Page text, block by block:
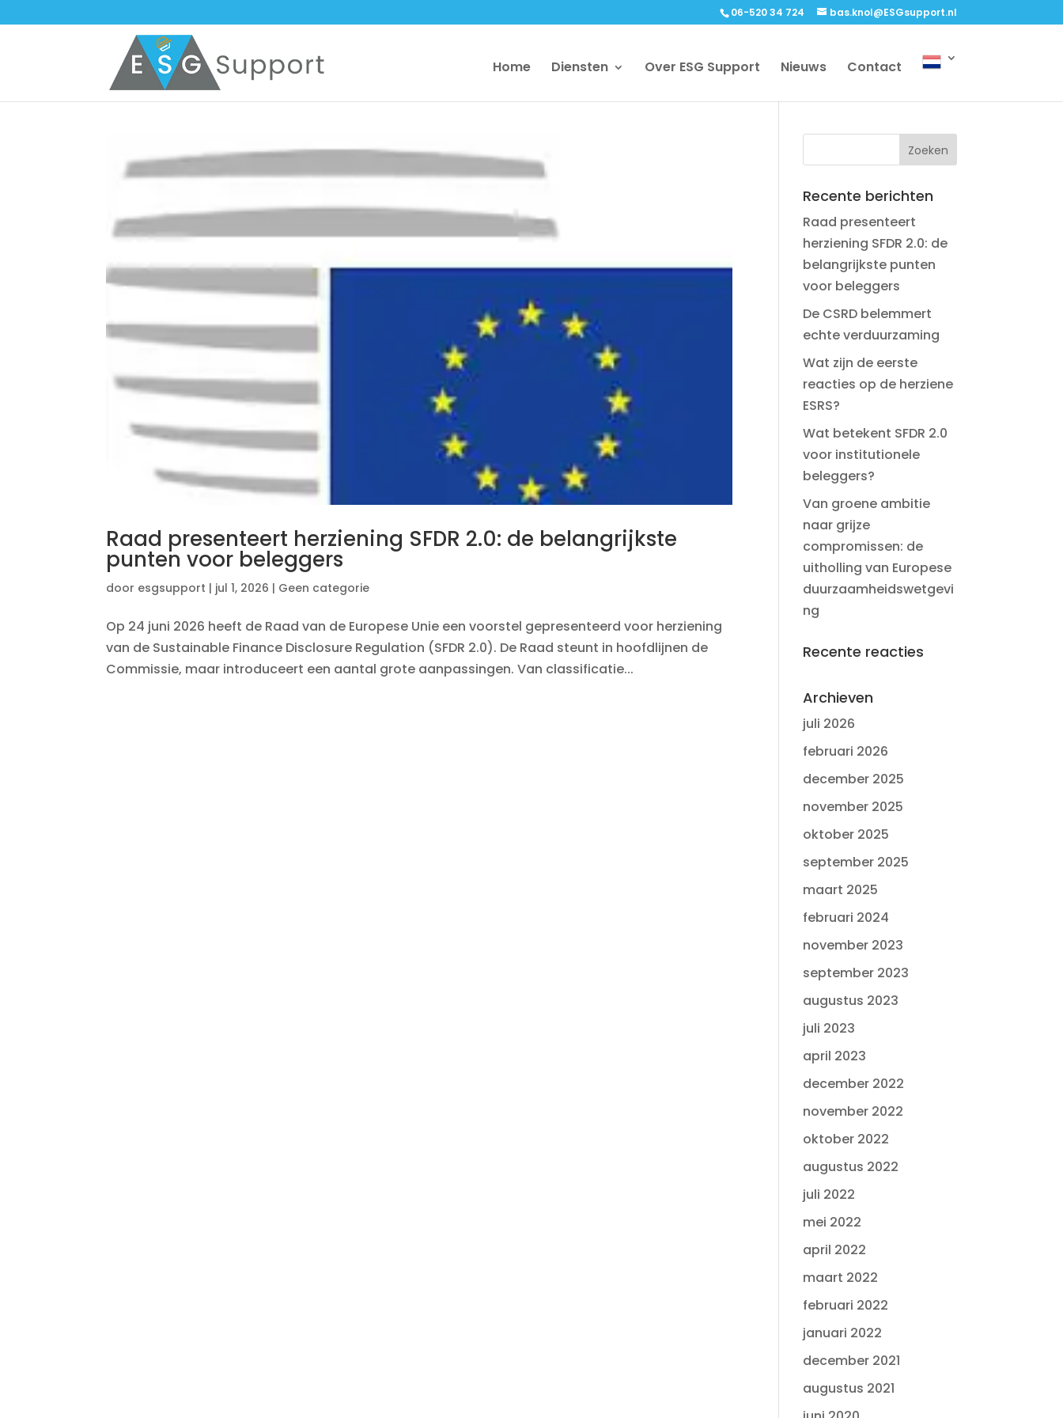
06-520 34 724 bas.knol@ESGsupport.nl
Home Diensten Over ESG Support Nieuws Contact
Raad presenteert herziening SFDR 2.0: de belangrijkste
punten voor beleggers
door esgsupport | jul 1, 2026 | Geen categorie
Op 24 juni 2026 heeft de Raad van de Europese Unie een voorstel gepresenteerd voor herziening
van de Sustainable Finance Disclosure Regulation (SFDR 2.0). De Raad steunt in hoofdlijnen de
Commissie, maar introduceert een aantal grote aanpassingen. Van classificatie...
Recente berichten
Raad presenteert
herziening SFDR 2.0: de
belangrijkste punten
voor beleggers
De CSRD belemmert
echte verduurzaming
Wat zijn de eerste
reacties op de herziene
ESRS?
Wat betekent SFDR 2.0
voor institutionele
beleggers?
Van groene ambitie
naar grijze
compromissen: de
uitholling van Europese
duurzaamheidswetgevi
ng
Recente reacties
Archieven
juli 2026
februari 2026
december 2025
november 2025
oktober 2025
september 2025
maart 2025
februari 2024
november 2023
september 2023
augustus 2023
juli 2023
april 2023
december 2022
november 2022
oktober 2022
augustus 2022
juli 2022
mei 2022
april 2022
maart 2022
februari 2022
januari 2022
december 2021
augustus 2021